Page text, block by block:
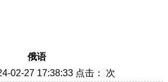
俄语
02-27 17:38:33 点击： 次